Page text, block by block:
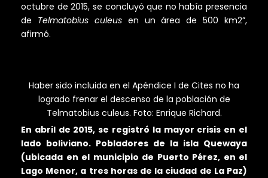
octubre de 2015, se concluyó que no había presencia
de Telmatobius culeusen un área de 500 km2”,
afirmó.
Haber sido incluida en el Apéndice I de Cites no ha
logrado frenar el descenso de la población de
Telmatobius culeus. Foto: Enrique Richard.
En abril de 2015, se registró la mayor crisis en el
lado boliviano. Pobladores de la isla Quewaya
(ubicada en el municipio de Puerto Pérez, en el
Lago Menor, a tres horas de la ciudad de La Paz)